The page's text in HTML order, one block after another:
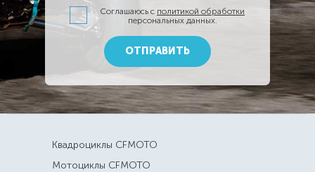
Соглашаюсь с политикой обработки
персональных данных.
ОТПРАВИТЬ
Квадроциклы CFMOTO
Мотоциклы CFMOTO